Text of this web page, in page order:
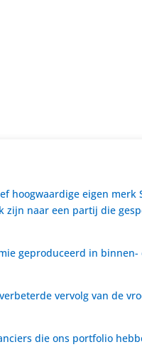
hoogwaardige eigen merk
zijn naar een partij die
geproduceerd in
vervolg van de
die ons portfolio